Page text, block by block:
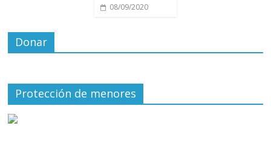
08/09/2020
Donar
Protección de menores